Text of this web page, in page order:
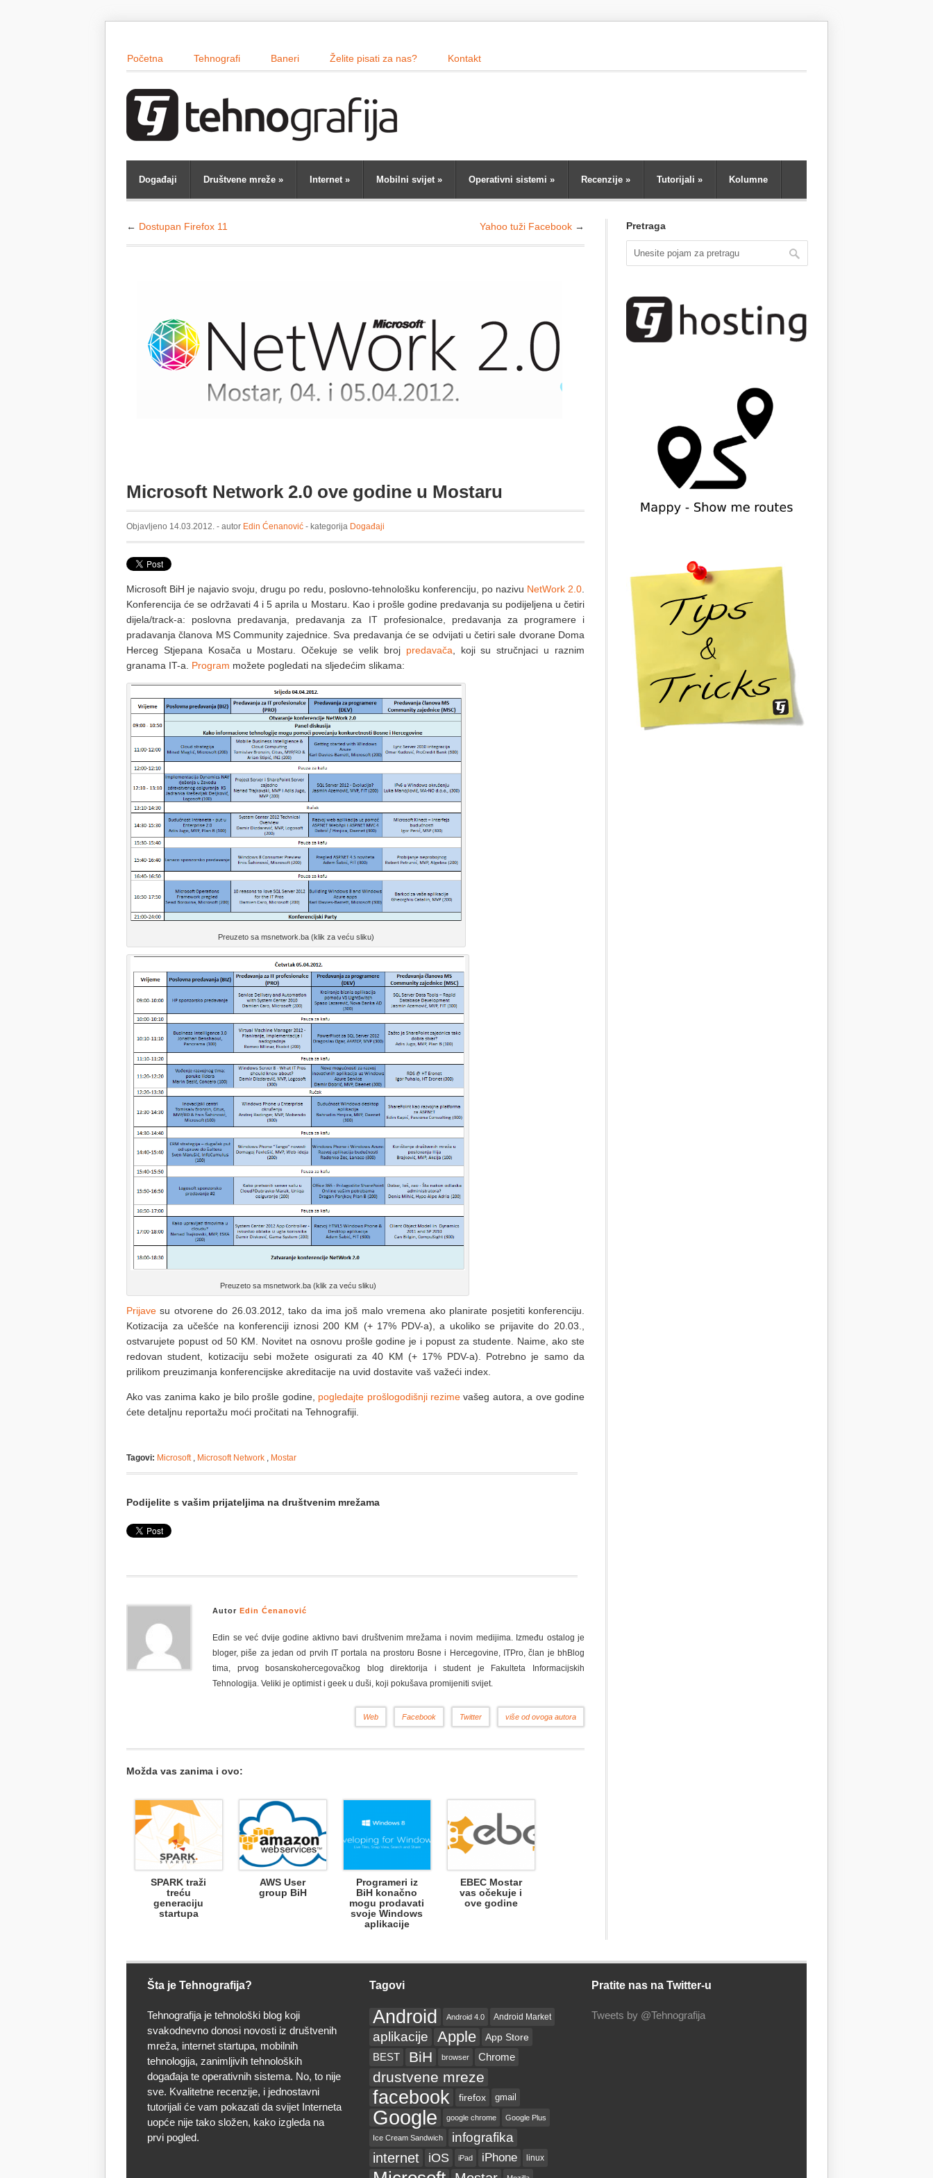
Početna Tehnografi Baneri Želite pisati za nas? Kontakt
Događaji Društvene mreže » Internet» Mobilni svijet» Operativni sistemi » Recenzije » Tutorijali » Kolumne
← Dostupan Firefox 11 Yahoo tuži Facebook →
Microsoft Network 2.0 ove godine u Mostaru
Objavljeno 14.03.2012. - autor Edin Ćenanović - kategorija Događaji
Microsoft BiH je najavio svoju, drugu po redu, poslovno-tehnološku konferenciju, po nazivu NetWork 2.0
Konferencija će se održavati 4 i 5 aprila u Mostaru. Kao i prošle godine predavanja su podijeljena u četiri
dijela/track-a: poslovna predavanja, predavanja za IT profesionalce, predavanja za programere i
pradavanja članova MS Community zajednice. Sva predavanja će se odvijati u četiri sale dvorane Doma
Herceg Stjepana Kosača u Mostaru. Očekuje se velik broj predavača , koji su stručnjaci u raznim
granama IT-a. Program možete pogledati na sljedećim slikama:
Preuzeto sa msnetwork.ba (klik za veću sliku)
Preuzeto sa msnetwork.ba (klik za veću sliku)
Prijave su otvorene do 26.03.2012, tako da ima još malo vremena ako planirate posjetiti konferenciju.
Kotizacija za učešće na konferenciji iznosi 200 KM (+ 17% PDV-a), a ukoliko se prijavite do 20.03.,
ostvarujete popust od 50 KM. Novitet na osnovu prošle godine je i popust za studente. Naime, ako ste
redovan student, kotizaciju sebi možete osigurati za 40 KM (+ 17% PDV-a). Potrebno je samo da
prilikom preuzimanja konferencijske akreditacije na uvid dostavite vaš važeći index.
Ako vas zanima kako je bilo prošle godine, pogledajte prošlogodišnji rezime vašeg autora, a ove godine
ćete detaljnu reportažu moći pročitati na Tehnografiji.
Tagovi: Microsoft, Microsoft Network , Mostar
Podijelite s vašim prijateljima na društvenim mrežama
Autor Edin Ćenanović
Edin se već dvije godine aktivno bavi društvenim mrežama i novim medijima. Između ostalog je
bloger, piše za jedan od prvih IT portala na prostoru Bosne i Hercegovine, ITPro, član je bhBlog
tima, prvog bosanskohercegovačkog blog direktorija i student je Fakulteta Informacijskih
Tehnologija. Veliki je optimist i geek u duši, koji pokušava promijeniti svijet.
više od ovoga autora
Twitter
Facebook
Web
Možda vas zanima i ovo:
SPARK traži
treću
generaciju
startupa
AWS User
group BiH
Programeri iz
BiH konačno
mogu prodavati
svoje Windows
aplikacije
EBEC Mostar
vas očekuje i
ove godine
Pretraga
Šta je Tehnografija?
Tehnografija je tehnološki blog koji
svakodnevno donosi novosti iz društvenih
mreža, internet startupa, mobilnih
tehnologija, zanimljivih tehnoloških
događaja te operativnih sistema. No, to nije
sve. Kvalitetne recenzije, i jednostavni
tutorijali će vam pokazati da svijet Interneta
uopće nije tako složen, kako izgleda na
prvi pogled.
Tagovi
Android Android 4.0 Android Market
aplikacije Apple App Store
BEST BiH browser Chrome
drustvene mreze
facebook firefox gmail
Google google chrome Google Plus
Ice Cream Sandwich infografika
internet iOS iPad iPhone linux
Pratite nas na Twitter-u
Tweets by @Tehnografija